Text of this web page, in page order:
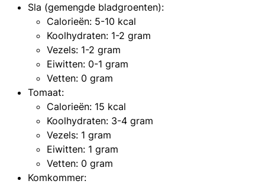
Sla (gemengde bladgroenten):
Calorieën: 5-10 kcal
Koolhydraten: 1-2 gram
Vezels: 1-2 gram
Eiwitten: 0-1 gram
Vetten: 0 gram
Tomaat:
Calorieën: 15 kcal
Koolhydraten: 3-4 gram
Vezels: 1 gram
Eiwitten: 1 gram
Vetten: 0 gram
Komkommer: